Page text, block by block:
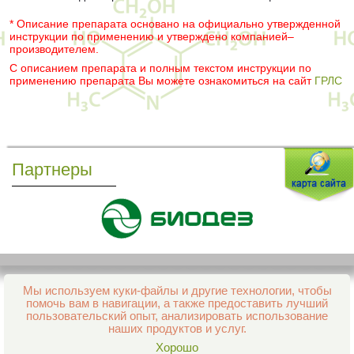
* Описание препарата основано на официально утвержденной
инструкции по применению и утверждено компанией–
производителем.
С описанием препарата и полным текстом инструкции по
применению препарата Вы можете ознакомиться на сайт ГРЛС
Партнеры
Мы используем куки-файлы и другие технологии, чтобы
помочь вам в навигации, а также предоставить лучший
пользовательский опыт, анализировать использование
наших продуктов и услуг.
Хорошо
Все права защищены и охраняются законом
© 2013–2026 Интернет-аптека Фармация
support@aptekapenza.ru
Телефон: Служба обработки заказов 99-98-28